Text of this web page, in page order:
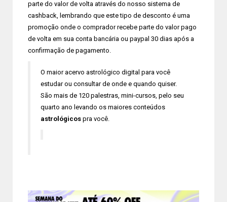
parte do valor de volta através do nosso sistema de
cashback, lembrando que este tipo de desconto é uma
promoção onde o comprador recebe parte do valor pago
de volta em sua conta bancária ou paypal 30 dias após a
confirmação de pagamento.
O maior acervo astrológico digital para você
estudar ou consultar de onde e quando quiser.
São mais de 120 palestras, mini-cursos, pelo seu
quarto ano levando os maiores conteúdos
astrológicos pra você.